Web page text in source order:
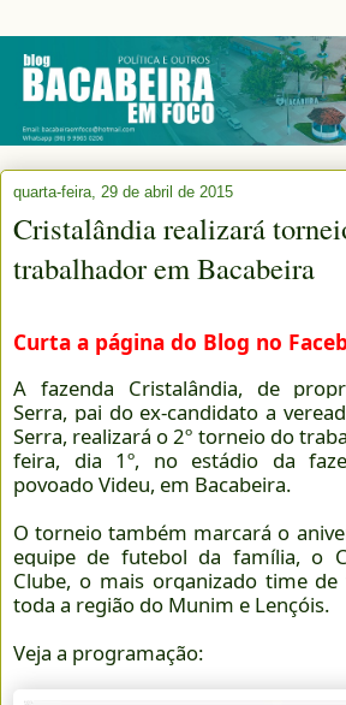
quarta-feira, 29 de abril de 2015
Cristalândia realizará
trabalhador em Bacabeira
Curta a página do Blog no
A fazenda Cristalândia, de
Serra, pai do ex-candidato a
Serra, realizará o 2º torneio do
feira, dia 1º, no estádio da
povoado Videu, em Bacabeira.
O torneio também marcará o
equipe de futebol da família, o
Clube, o mais organizado time
toda a região do Munim e Lençóis.
Veja a programação: